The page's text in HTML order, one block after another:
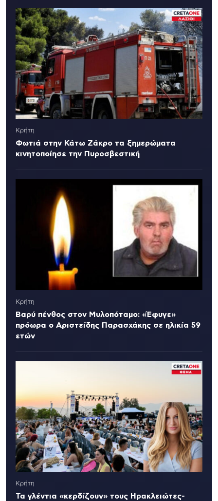
Κρήτη
Φωτιά στην Κάτω Ζάκρο τα ξημερώματα
κινητοποίησε την Πυροσβεστική
Κρήτη
Βαρύ πένθος στον Μυλοπόταμο: «Έφυγε»
πρόωρα ο Αριστείδης Παρασχάκης σε ηλικία 59
ετών
Κρήτη
Τα γλέντια «κερδίζουν» τους Ηρακλειώτες-